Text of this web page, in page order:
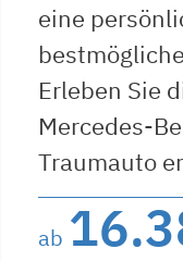
eine
Erleben Sie
Mercedes-
Traumauto
ab